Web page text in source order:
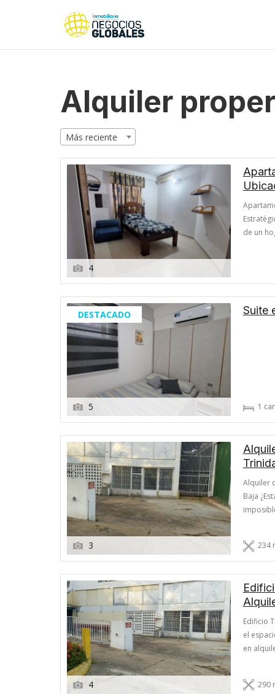
Alquiler
Más reciente
4
de un
DESTACADO
5
Suite
1
3
Alquiler
Baja
234
4
Edificio
el
en
290